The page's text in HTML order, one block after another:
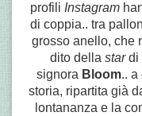
profili Instagram
di coppia.. tra
grosso anello, che
dito della stardi
signora Bloom.. a
storia, ripartita già
lontananza e la